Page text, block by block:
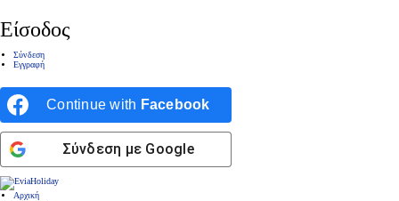
Είσοδος
Σύνδεση
Εγγραφή
Continue with Facebook
Σύνδεση με Google
Αρχική